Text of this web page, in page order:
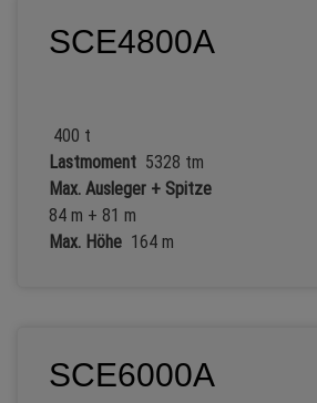
SCE4800A
400 t
Lastmoment 5328 tm
Max. Ausleger + Spitze
84 m + 81 m
Max. Höhe 164 m
SCE6000A